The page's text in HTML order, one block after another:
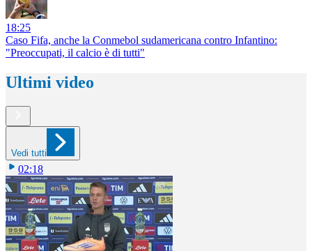
18:25
Caso Fifa, anche la Conmebol sudamericana contro Infantino:
"Preoccupati, il calcio è di tutti"
Ultimi video
Vedi tutti
02:18